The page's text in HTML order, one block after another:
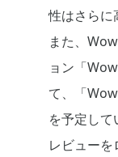
性はさらに
また、
ョン「
て、「
を予定し
レビュー